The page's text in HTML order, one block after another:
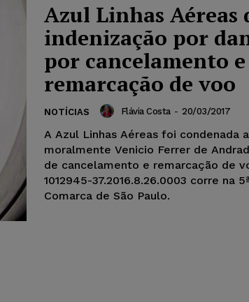
Azul Linhas Aéreas
indenização por
por cancelamento e
remarcação de voo
NOTÍCIAS Flávia Costa - 20/03/2017
A Azul Linhas Aéreas foi condenada
moralmente Venicio Ferrer de
de cancelamento e remarcação de
1012945-37.2016.8.26.0003 corre na
Comarca de São Paulo.